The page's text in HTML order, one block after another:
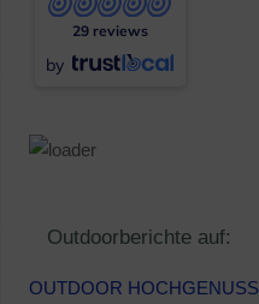
29 reviews
by
Outdoorberichte auf:
OUTDOOR HOCHGENUSS